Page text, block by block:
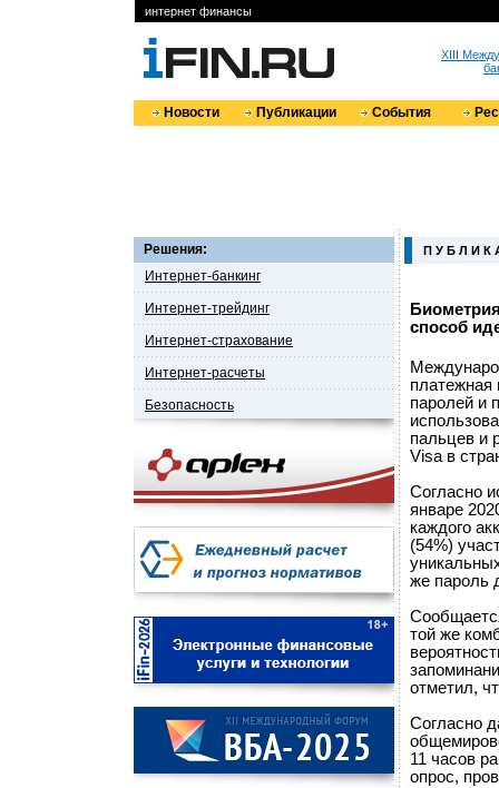
интернет финансы
XIII
Новости Публикации События
Решения:
Интернет-банкинг
Интернет-трейдинг
Интернет-страхование
Интернет-расчеты
Безопасность
П У Б Л И К
способ
платежная
паролей и
пальцев и
Visa в
Согласно
январе
каждого
(54%)
же пароль
той же
отметил,
Согласно
11 часов
опрос,